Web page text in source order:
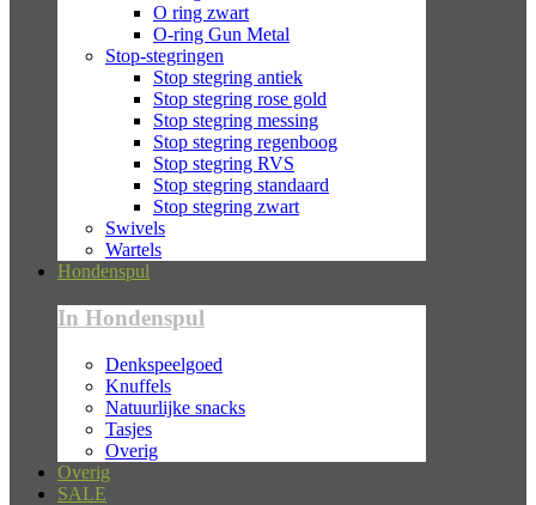
O ring zwart
O-ring Gun Metal
Stop-stegringen
Stop stegring antiek
Stop stegring rose gold
Stop stegring messing
Stop stegring regenboog
Stop stegring RVS
Stop stegring standaard
Stop stegring zwart
Swivels
Wartels
Hondenspul
In Hondenspul
Denkspeelgoed
Knuffels
Natuurlijke snacks
Tasjes
Overig
Overig
SALE